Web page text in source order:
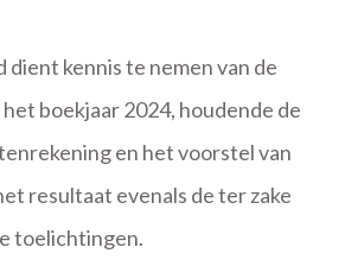
dient kennis te nemen van de
boekjaar 2024, houdende de
en het voorstel van
resultaat evenals de ter zake
toelichtingen.